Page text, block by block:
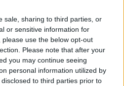
sale, sharing to third parties, or
or sensitive information for
use the below opt-out
Please note that after your
you may continue seeing
personal information utilized by
to third parties prior to